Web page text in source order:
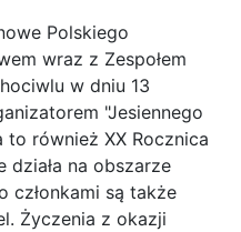
Polskiego
wraz z Zespołem
w dniu 13
"Jesiennego
to również XX Rocznica
działa na obszarze
członkami są także
Życzenia z okazji